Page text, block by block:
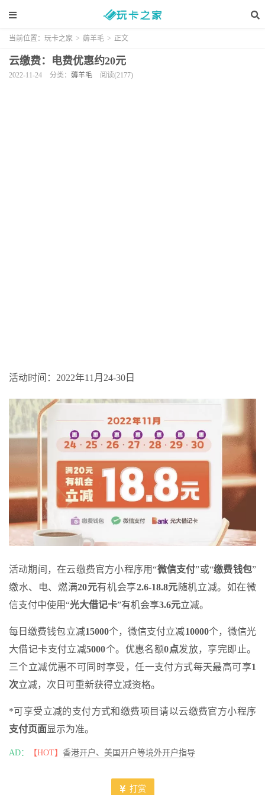
当前位置： 玩卡之家 > 薅羊毛 > 正文
云缴费：电费优惠约20元
2022-11-24 分类： 薅羊毛 阅读(2177)
活动时间：2022年11月24-30日
活动期间，在云缴费官方小程序用“微信支付”或“缴费钱包”
缴水、电、燃满20元有机会享2.6-18.8元 随机立减。如在微
信支付中使用“光大借记卡”有机会享3.6元立减。
每日缴费钱包立减15000个，微信支付立减10000个，微信光
大借记卡支付立减5000个。优惠名额0点发放，享完即止。
三个立减优惠不可同时享受，任一支付方式每天最高可享1
次立减，次日可重新获得立减资格。
*可享受立减的支付方式和缴费项目请以云缴费官方小程序
支付页面显示为准。
AD： 【HOT】 香港开户、美国开户等境外开户指导
打赏